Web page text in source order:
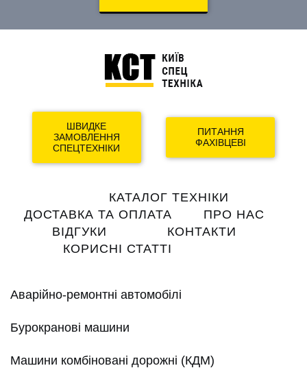
ШВИДКЕ
ЗАМОВЛЕННЯ
СПЕЦТЕХНІКИ
ПИТАННЯ
ФАХІВЦЕВІ
navigation
КАТАЛОГ ТЕХНІКИ
ДОСТАВКА ТА ОПЛАТА
ПРО НАС
ВІДГУКИ
КОНТАКТИ
КОРИСНІ СТАТТІ
Аварійно-ремонтні автомобілі
Бурокранові машини
Машини комбіновані дорожні (КДМ)